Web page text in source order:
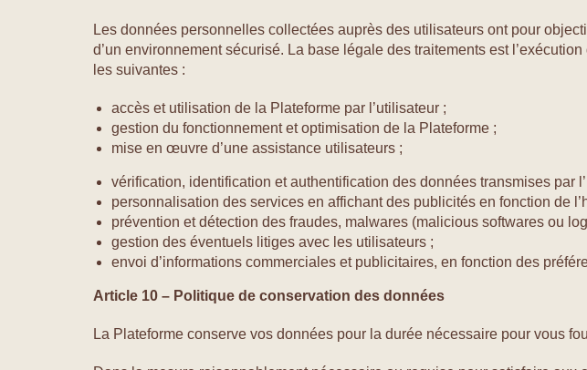
Les données personnelles collectées auprès des utilisateurs ont pour
d’un environnement sécurisé. La base légale des traitements est
les suivantes :
accès et utilisation de la Plateforme par l’utilisateur ;
gestion du fonctionnement et optimisation de la Plateforme ;
mise en œuvre d’une assistance utilisateurs ;
vérification, identification et authentification des données transmises par
personnalisation des services en affichant des publicités en fonction de
prévention et détection des fraudes, malwares (malicious softwares ou
gestion des éventuels litiges avec les utilisateurs ;
envoi d’informations commerciales et publicitaires, en fonction des
Article 10 – Politique de conservation des données
La Plateforme conserve vos données pour la durée nécessaire pour vous